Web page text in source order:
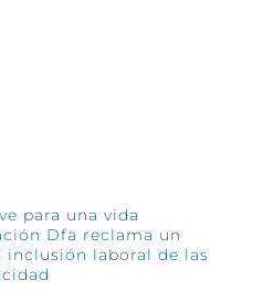
para una vida
Dfa reclama un
laboral de las